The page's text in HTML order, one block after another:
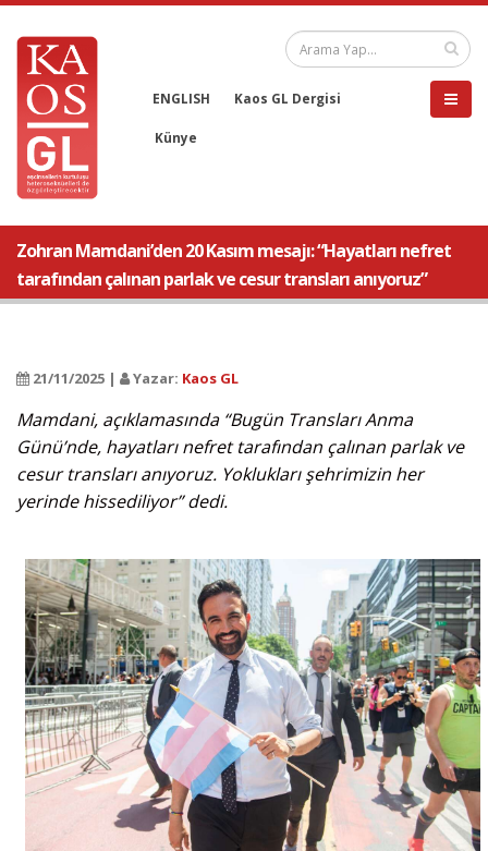
ENGLISH Kaos GL Dergisi
Künye
Zohran Mamdani’den 20 Kasım mesajı: “Hayatları nefret
tarafından çalınan parlak ve cesur transları anıyoruz”
21/11/2025 | Yazar: Kaos GL
Mamdani, açıklamasında “Bugün Transları Anma
Günü’nde, hayatları nefret tarafından çalınan parlak ve
cesur transları anıyoruz. Yoklukları şehrimizin her
yerinde hissediliyor” dedi.